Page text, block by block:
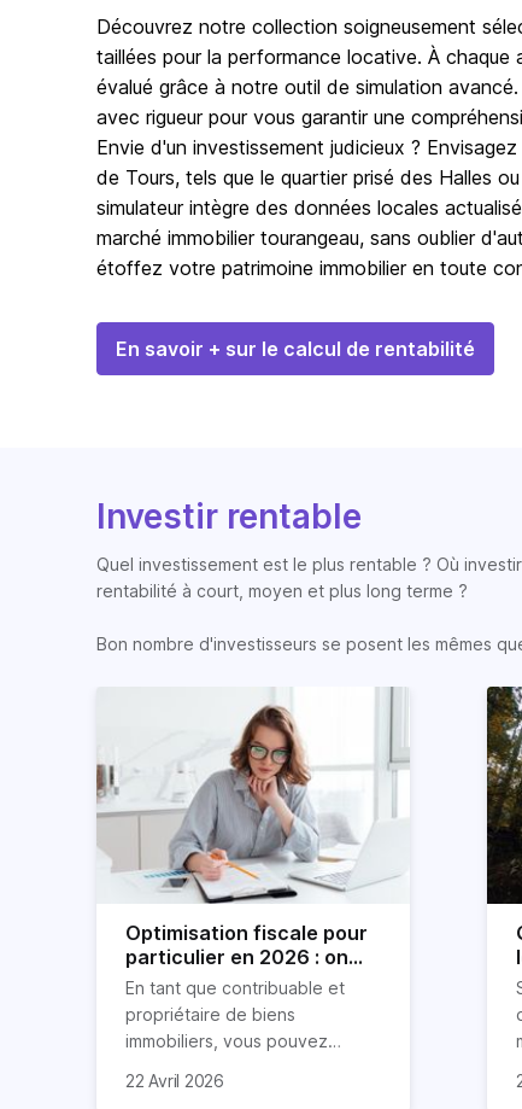
Découvrez notre collection soigneusement
taillées pour la performance locative. À
évalué grâce à notre outil de simulation
avec rigueur pour vous garantir une
Envie d'un investissement judicieux ?
de Tours, tels que le quartier prisé des Halles
simulateur intègre des données locales
marché immobilier tourangeau, sans oublier
étoffez votre patrimoine immobilier en toute
En savoir + sur le calcul de rentabilité
Investir rentable
Quel investissement est le plus rentable ? Où
rentabilité à court, moyen et plus long terme ?
Bon nombre d'investisseurs se posent les mêmes
Optimisation fiscale pour
particulier en 2026 : on
vous explique tout
En tant que contribuable et
propriétaire de biens
immobiliers, vous pouvez
imposition en optimisant votre
22 Avril 2026